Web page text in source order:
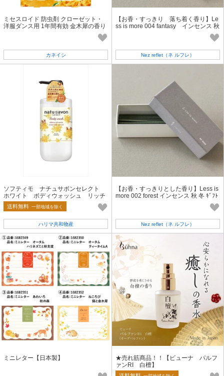
ミセスロイド 防虫剤 クローゼット・
洋服ダンス用 1年間有効 金木犀の香り
カネイシ
【お香・すっきり 落ち着く香り】Le
ss is more 004 fantasy インセンス 秋
Nez reflet（ネ ルフレ）
ソフティモ ナチュサボンセレクト
ホワイト ボディウォッシュ リッチ
モイスト 金木犀の香り
送料無料 一部地域を除く
ハリマ共和物産
【お香・すっきりとした香り】Less is
more 002 forest インセンス 秋 冬 ｷﾞﾌﾄ
Nez reflet（ネ ルフレ）
ミニレター【日本製】
★売れ筋商品！！【ビューナ パルフ
ァンRI 白檀】